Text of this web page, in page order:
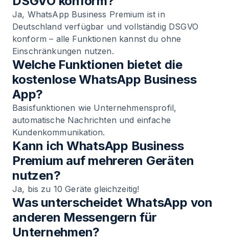
Ja, WhatsApp Business Premium ist in
Deutschland verfügbar und vollständig DSGVO
konform – alle Funktionen kannst du ohne
Einschränkungen nutzen.
Welche Funktionen bietet die
kostenlose WhatsApp Business
App?
Basisfunktionen wie Unternehmensprofil,
automatische Nachrichten und einfache
Kundenkommunikation.
Kann ich WhatsApp Business
Premium auf mehreren Geräten
nutzen?
Ja, bis zu 10 Geräte gleichzeitig!
Was unterscheidet WhatsApp von
anderen Messengern für
Unternehmen?